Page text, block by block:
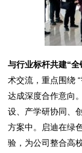
与行业标杆共建“
术交流，重点围绕
达成深度合作意向
设、产学研协同、
方案中。启迪在绿
验，为公司整合高